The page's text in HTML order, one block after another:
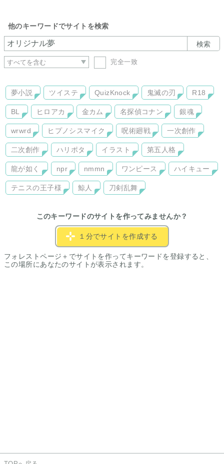
他のキーワードでサイトを検索
検索
完全一致
夢小説 ツイステ QuizKnock 鬼滅の刃 R18
BL ヒロアカ 金カム 名探偵コナン 銀魂
wrwrd ヒプノシスマイク 呪術廻戦 一次創作
二次創作 ハリポタ イラスト 第五人格
龍が如く npr nmmn ワンピース ハイキュー
テニスの王子様 鯨人 刀剣乱舞
このキーワードのサイトを作ってみませんか？
１分でサイトを作成する
フォレストページ＋でサイトを作ってキーワードを登録すると、
この場所にあなたのサイトが表示されます。